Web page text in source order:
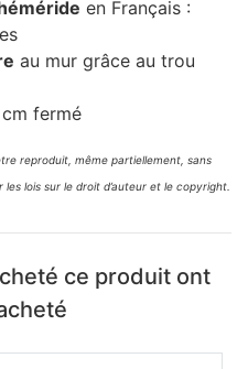
en Français :
au mur grâce au trou
fermé
reproduit, même partiellement, sans
lois sur le droit d’auteur et le copyright.
ce produit ont